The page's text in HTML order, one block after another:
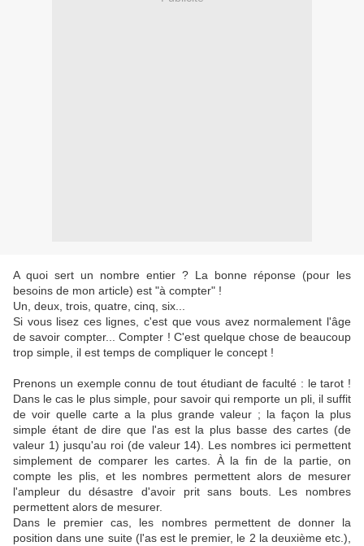
A quoi sert un nombre entier ? La bonne réponse (pour les
besoins de mon article) est "à compter" !
Un, deux, trois, quatre, cinq, six...
Si vous lisez ces lignes, c'est que vous avez normalement l'âge
de savoir compter... Compter ! C'est quelque chose de beaucoup
trop simple, il est temps de compliquer le concept !
Prenons un exemple connu de tout étudiant de faculté : le tarot !
Dans le cas le plus simple, pour savoir qui remporte un pli, il suffit
de voir quelle carte a la plus grande valeur ; la façon la plus
simple étant de dire que l'as est la plus basse des cartes (de
valeur 1) jusqu'au roi (de valeur 14). Les nombres ici permettent
simplement de comparer les cartes. À la fin de la partie, on
compte les plis, et les nombres permettent alors de mesurer
l'ampleur du désastre d'avoir prit sans bouts. Les nombres
permettent alors de mesurer.
Dans le premier cas, les nombres permettent de donner la
position dans une suite (l'as est le premier, le 2 la deuxième etc.),